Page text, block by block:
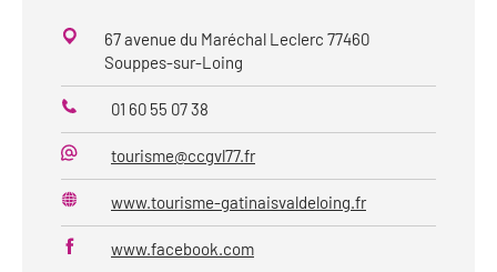
67 avenue du Maréchal Leclerc 77460
Souppes-sur-Loing
Téléphone
01 60 55 07 38
Mail
tourisme@ccgvl77.fr
Site
web
www.tourisme-gatinaisvaldeloing.fr
www.facebook.com